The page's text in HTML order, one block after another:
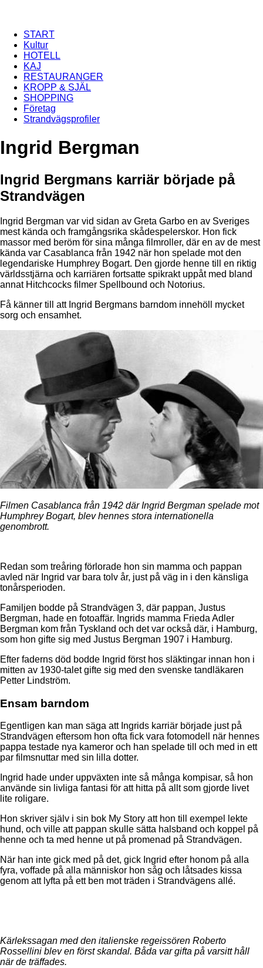
START
Kultur
HOTELL
KAJ
RESTAURANGER
KROPP & SJÄL
SHOPPING
Företag
Strandvägsprofiler
Ingrid Bergman
Ingrid Bergmans karriär började på
Strandvägen
Ingrid Bergman var vid sidan av Greta Garbo en av Sveriges
mest kända och framgångsrika skådespelerskor. Hon fick
massor med beröm för sina många filmroller, där en av de mest
kända var Casablanca från 1942 när hon spelade mot den
legendariske Humphrey Bogart. Den gjorde henne till en riktig
världsstjärna och karriären fortsatte spikrakt uppåt med bland
annat Hitchcocks filmer Spellbound och Notorius.
Få känner till att Ingrid Bergmans barndom innehöll mycket
sorg och ensamhet.
Filmen Casablanca från 1942 där Ingrid Bergman spelade mot
Humphrey Bogart, blev hennes stora internationella
genombrott.
Redan som treåring förlorade hon sin mamma och pappan
avled när Ingrid var bara tolv år, just på väg in i den känsliga
tonårsperioden.
Familjen bodde på Strandvägen 3, där pappan, Justus
Bergman, hade en fotoaffär. Ingrids mamma Frieda Adler
Bergman kom från Tyskland och det var också där, i Hamburg,
som hon gifte sig med Justus Bergman 1907 i Hamburg.
Efter faderns död bodde Ingrid först hos släktingar innan hon i
mitten av 1930-talet gifte sig med den svenske tandläkaren
Petter Lindström.
Ensam barndom
Egentligen kan man säga att Ingrids karriär började just på
Strandvägen eftersom hon ofta fick vara fotomodell när hennes
pappa testade nya kameror och han spelade till och med in ett
par filmsnuttar med sin lilla dotter.
Ingrid hade under uppväxten inte så många kompisar, så hon
använde sin livliga fantasi för att hitta på allt som gjorde livet
lite roligare.
Hon skriver själv i sin bok My Story att hon till exempel lekte
hund, och ville att pappan skulle sätta halsband och koppel på
henne och ta med henne ut på promenad på Strandvägen.
När han inte gick med på det, gick Ingrid efter honom på alla
fyra, voffade på alla människor hon såg och låtsades kissa
genom att lyfta på ett ben mot träden i Strandvägens allé.
Kärlekssagan med den italienske regeissören Roberto
Rossellini blev en först skandal. Båda var gifta på varsitt håll
när de träffades.